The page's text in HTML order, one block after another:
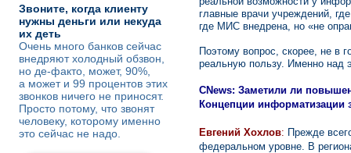
Звоните, когда клиенту
нужны деньги или некуда
их деть
Очень много банков сейчас
внедряют холодный обзвон,
но де-факто, может, 90%,
а может и 99 процентов этих
звонков ничего не приносят.
Просто потому, что звонят
человеку, которому именно
это сейчас не надо.
главные врачи учреждений,
где МИС внедрена, но «не
Поэтому вопрос, скорее, не в
реальную пользу. Именно над
CNews: Заметили ли
Концепции информатизации
Евгений Хохлов: Прежде
федеральном уровне. В